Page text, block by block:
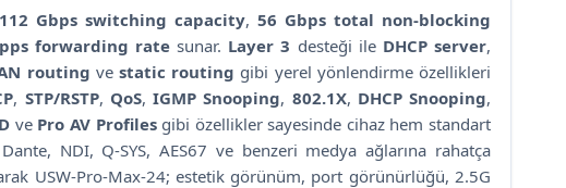
112 Gbps switching capacity, 56 Gbps total non-blocking
forwarding ratesunar. Layer 3 desteği ile DHCP server,
routing vestatic routing gibi yerel yönlendirme özellikleri
, STP/RSTP, QoS,IGMP Snooping, 802.1X, DHCP Snooping,
ve Pro AV Profilesgibi özellikler sayesinde cihaz hem standart
NDI, Q-SYS, AES67 ve benzeri medya ağlarına rahatça
USW-Pro-Max-24; estetik görünüm, port görünürlüğü, 2.5G